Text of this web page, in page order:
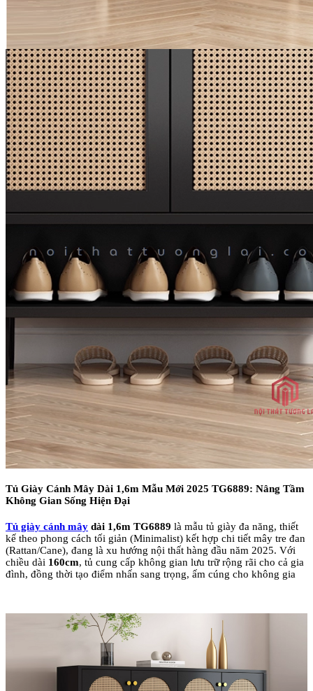
Tủ Giày Cánh Mây Dài 1,6m Mẫu Mới 2025 TG6889: Nâng Tầm
Không Gian Sống Hiện Đại
Tủ giày cánh mây dài 1,6m TG6889 là mẫu tủ giày đa năng, thiết
kế theo phong cách tối giản (Minimalist) kết hợp chi tiết mây tre đan
(Rattan/Cane), đang là xu hướng nội thất hàng đầu năm 2025. Với
chiều dài 160cm, tủ cung cấp không gian lưu trữ rộng rãi cho cả gia
đình, đồng thời tạo điểm nhấn sang trọng, ấm cúng cho không gia